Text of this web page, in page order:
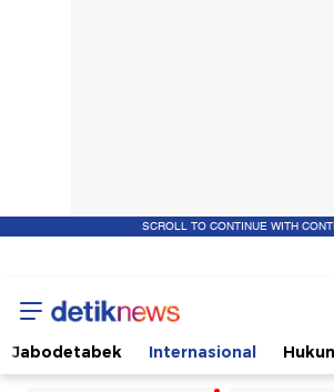
SCROLL TO CONTINUE WITH
Jabodetabek Internasional